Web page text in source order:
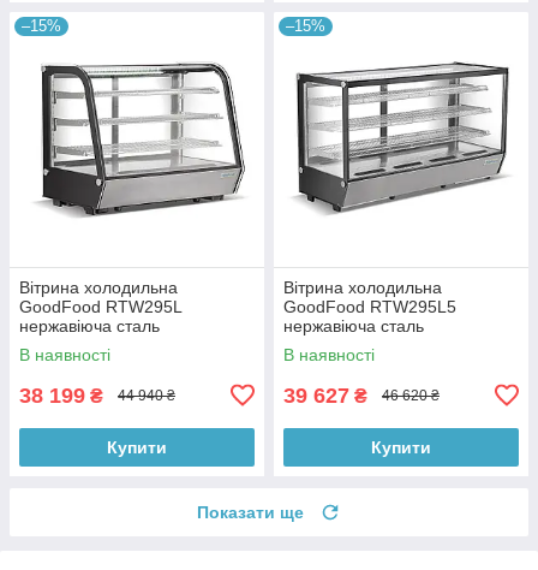
–15%
Вітрина холодильна
GoodFood RTW295L
нержавіюча сталь
В наявності
38 199 ₴ 44 940 ₴
Купити
–15%
Вітрина холодильна
GoodFood RTW295L5
нержавіюча сталь
В наявності
39 627 ₴ 46 620 ₴
Купити
Показати ще